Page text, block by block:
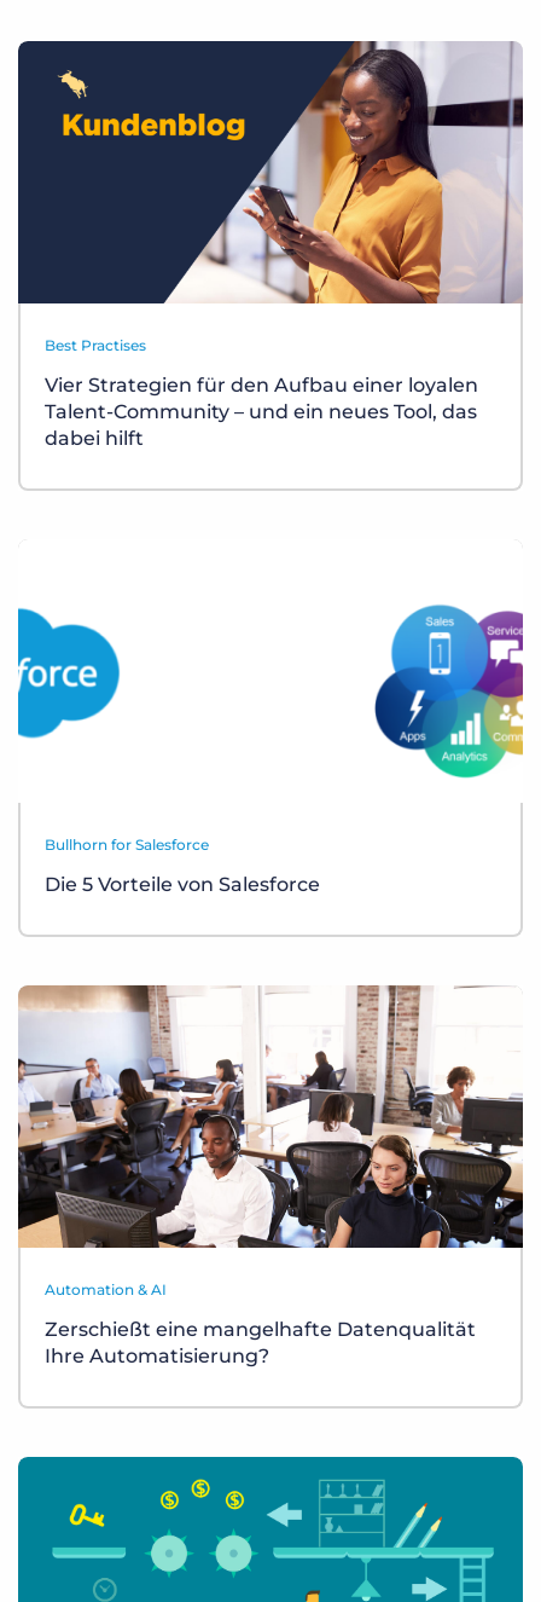
Best Practises
Vier Strategien für den Aufbau einer loyalen
Talent-Community – und ein neues Tool, das
dabei hilft
Bullhorn for Salesforce
Die 5 Vorteile von Salesforce
Automation & AI
Zerschießt eine mangelhafte Datenqualität
Ihre Automatisierung?